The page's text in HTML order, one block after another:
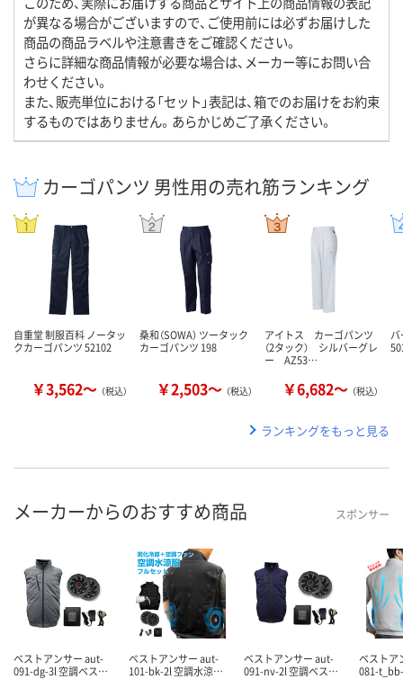
が異なる場合がございますので、ご使用前には必ずお届けした
商品の商品ラベルや注意書きをご確認ください。
さらに詳細な商品情報が必要な場合は、メーカー等にお問い合
わせください。
また、販売単位における「セット」表記は、箱でのお届けをお約束
するものではありません。あらかじめご了承ください。
カーゴパンツ 男性用の売れ筋ランキング
自重堂 制服百科 ノータッ
クカーゴパンツ 52102
￥3,562～ （税込）
桑和（SOWA） ツータック
カーゴパンツ 198
￥2,503～ （税込）
アイトス カーゴパンツ
（2タック） シルバーグレ
ー AZ53…
￥6,682～ （税込）
ランキングをもっと見る
メーカーからのおすすめ商品 スポンサー
ベストアンサー aut-
091-dg-3l 空調ベス…
ベストアンサー aut-
101-bk-2l 空調水涼…
ベストアンサー aut-
091-nv-2l 空調ベス…
ベストア
081-